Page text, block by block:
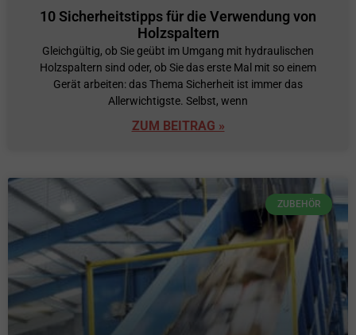
10 Sicherheitstipps für die Verwendung von
Holzspaltern
Gleichgültig, ob Sie geübt im Umgang mit hydraulischen
Holzspaltern sind oder, ob Sie das erste Mal mit so einem
Gerät arbeiten: das Thema Sicherheit ist immer das
Allerwichtigste. Selbst, wenn
ZUM BEITRAG »
ZUBEHÖR